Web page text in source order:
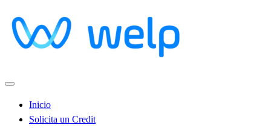
Inicio
Solicita un Credit